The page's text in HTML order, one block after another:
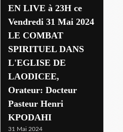
eglises
EN LIVE à 23H ce
Vendredi 31 Mai 2024
LE COMBAT
SPIRITUEL DANS
L'EGLISE DE
LAODICEE,
Orateur: Docteur
Pasteur Henri
KPODAHI
31 Mai 2024